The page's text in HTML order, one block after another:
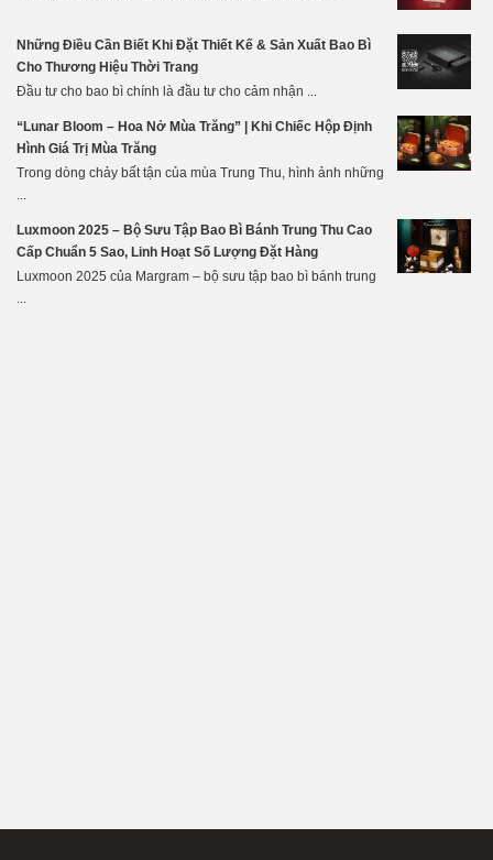
Những Điều Cần Biết Khi Đặt Thiết Kế & Sản Xuất Bao Bì
Cho Thương Hiệu Thời Trang
Đầu tư cho bao bì chính là đầu tư cho cảm nhận ...
“Lunar Bloom – Hoa Nở Mùa Trăng” | Khi Chiếc Hộp Định
Hình Giá Trị Mùa Trăng
Trong dòng chảy bất tận của mùa Trung Thu, hình ảnh những
...
Luxmoon 2025 – Bộ Sưu Tập Bao Bì Bánh Trung Thu Cao
Cấp Chuẩn 5 Sao, Linh Hoạt Số Lượng Đặt Hàng
Luxmoon 2025 của Margram – bộ sưu tập bao bì bánh trung
...